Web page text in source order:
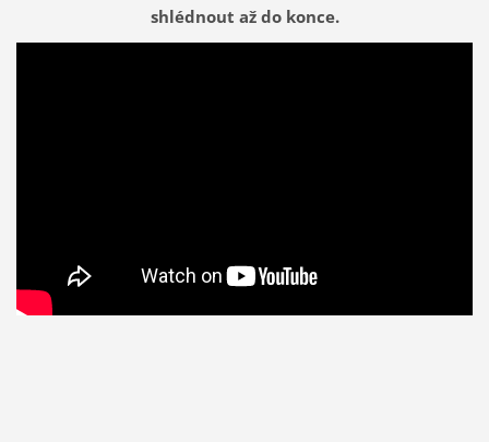
shlédnout až do konce.